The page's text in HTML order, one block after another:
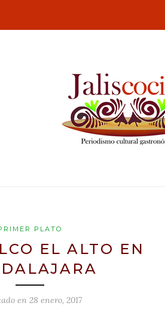
PLATO
EL ALTO EN
en 28 enero, 2017